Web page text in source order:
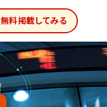
無料掲載してみる